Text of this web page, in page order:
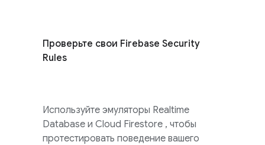
Проверьте свои Firebase Security
Rules
Используйте эмуляторы Realtime
Database и Cloud Firestore , чтобы
протестировать поведение вашего